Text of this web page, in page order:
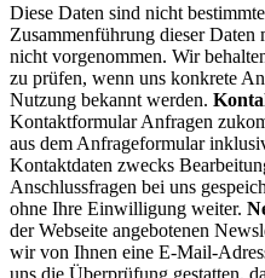
Diese Daten sind nicht
Zusammenführung dieser
nicht vorgenommen. Wir
zu prüfen, wenn uns konkrete
Nutzung bekannt werden.
Kontaktformular Anfragen
aus dem Anfrageformular
Kontaktdaten zwecks
Anschlussfragen bei uns
ohne Ihre Einwilligung weiter.
der Webseite angebotenen
wir von Ihnen eine E-Mail-
uns die Überprüfung gestatten,